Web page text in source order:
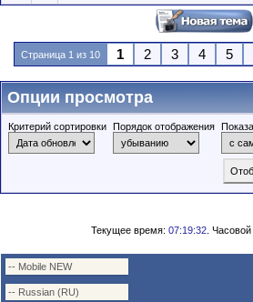
Страница 1 из 10 1 2 3 4 5
Опции просмотра
Критерий сортировки Порядок отображения
Текущее время: 07:19:32. Часовой